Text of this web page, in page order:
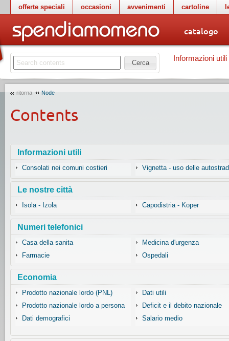
offerte speciali occasioni avvenimenti cartoline
catalogo
Cerca
Informazioni utili
ritorna Node
Contents
Informazioni utili
Consolati nei comuni costieri Vignetta - uso delle
Le nostre città
Isola - Izola Capodistria - Koper
Numeri telefonici
Casa della sanita
Farmacie
Medicina d'urgenza
Ospedali
Economia
Prodotto nazionale lordo (PNL)
Prodotto nazionale lordo a persona
Dati demografici
Dati utili
Deficit e il debito nazionale
Salario medio